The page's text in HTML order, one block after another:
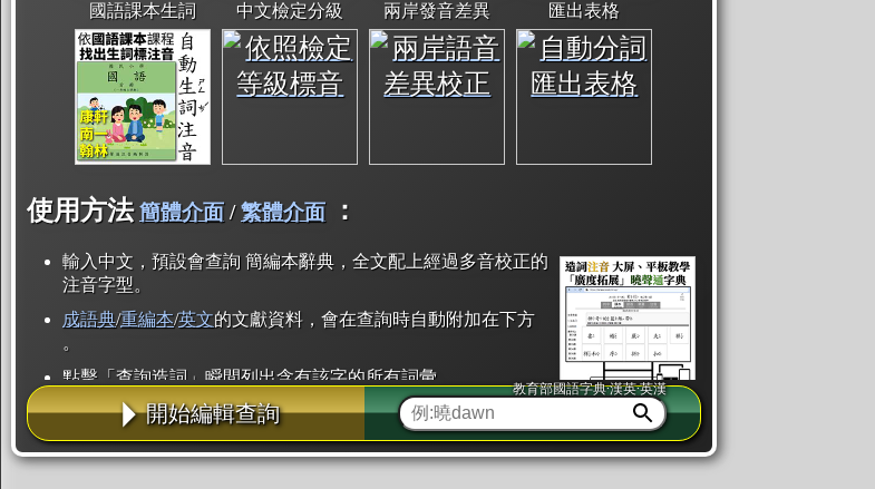
國語課本生詞 中文檢定分級 兩岸發音差異 匯出表格
使用方法 簡體介面/繁體介面 ：
輸入中文，預設會查詢 簡編本辭典，全文配上經過多音校正的
注音字型。
成語典/重編本/英文的文獻資料，會在查詢時自動附加在下方
。
點擊「查詢造詞」瞬間列出含有該字的所有詞彙。
點「部首」瞬間列出所有「同部首字」。也支援查詢「同注音」或「同筆畫」。
辭典解釋的全文都經過自動斷詞，點擊便可瞬間「連續查詢」此字詞的解釋，不
用手動重複輸入。
開始編輯查詢
教育部國語字典·漢英·英漢